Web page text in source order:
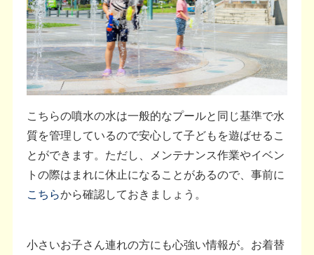
こちらの噴水の水は一般的なプールと同じ基準で水
質を管理しているので安心して子どもを遊ばせるこ
とができます。ただし、メンテナンス作業やイベン
トの際はまれに休止になることがあるので、事前に
こちらから確認しておきましょう。
小さいお子さん連れの方にも心強い情報が。お着替